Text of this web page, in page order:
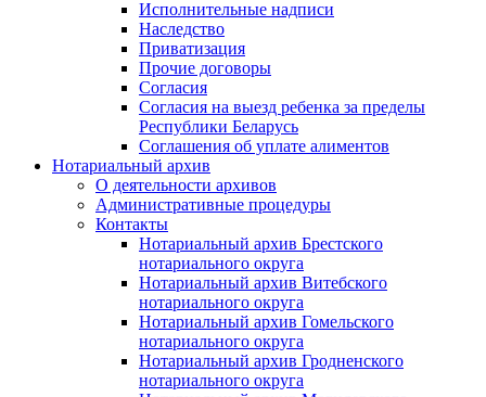
Исполнительные надписи
Наследство
Приватизация
Прочие договоры
Согласия
Согласия на выезд ребенка за пределы
Республики Беларусь
Соглашения об уплате алиментов
Нотариальный архив
О деятельности архивов
Административные процедуры
Контакты
Нотариальный архив Брестского
нотариального округа
Нотариальный архив Витебского
нотариального округа
Нотариальный архив Гомельского
нотариального округа
Нотариальный архив Гродненского
нотариального округа